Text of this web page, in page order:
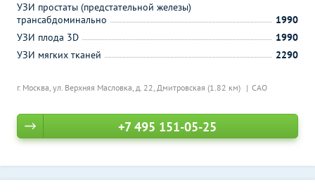
г. Москва, ул. Верхняя Масловка, д. 22, Дмитровская (1.82 км) САО
УЗИ простаты (предстательной железы)
трансабдоминально
1990
УЗИ плода 3D
1990
УЗИ мягких тканей
2290
+7 495 151-05-25